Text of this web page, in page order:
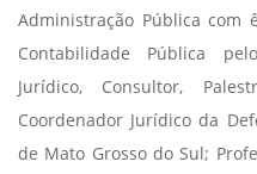
Administração Pública com
Contabilidade Pública
Jurídico, Consultor,
Coordenador Jurídico da
de Mato Grosso do Sul;